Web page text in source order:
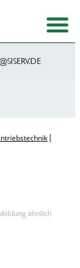
ED.VRE
|
ähnlich